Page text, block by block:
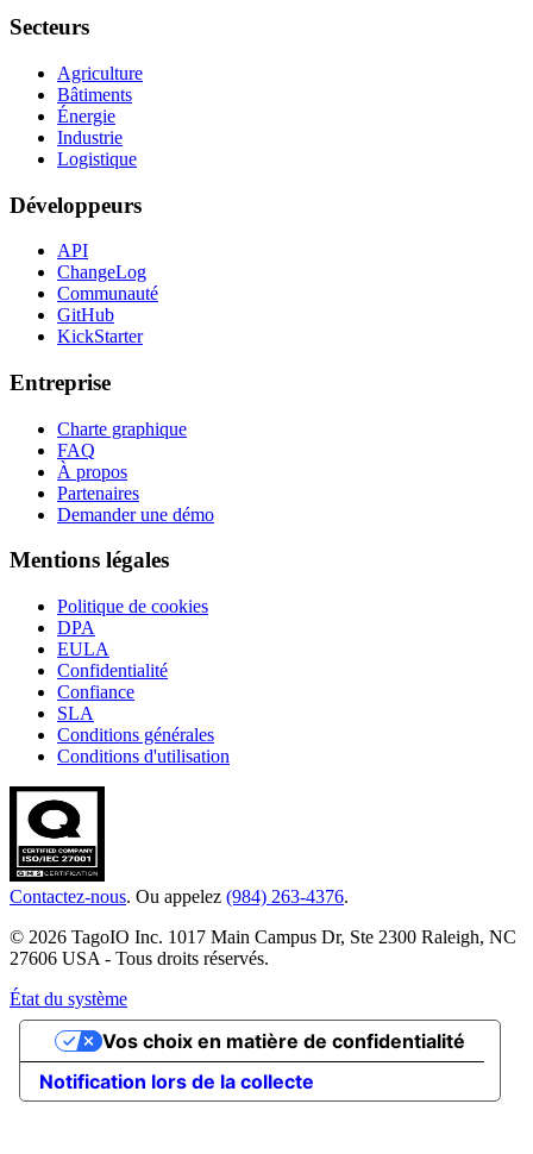
Secteurs
Agriculture
Bâtiments
Énergie
Industrie
Logistique
Développeurs
API
ChangeLog
Communauté
GitHub
KickStarter
Entreprise
Charte graphique
FAQ
À propos
Partenaires
Demander une démo
Mentions légales
Politique de cookies
DPA
EULA
Confidentialité
Confiance
SLA
Conditions générales
Conditions d'utilisation
Contactez-nous. Ou appelez (984) 263-4376.
© 2026 TagoIO Inc. 1017 Main Campus Dr, Ste 2300 Raleigh, NC
27606 USA - Tous droits réservés.
État du système
Notification lors de la collecte
Vos choix en matière de confidentialité